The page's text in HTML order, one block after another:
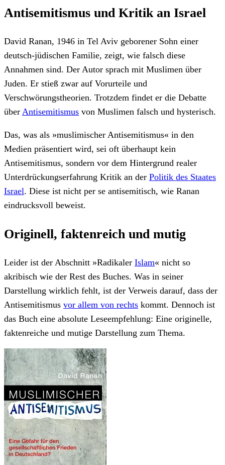
Antisemitismus und Kritik an Israel
David Ranan, 1946 in Tel Aviv geborener Sohn einer
deutsch-jüdischen Familie, zeigt, wie falsch diese
Annahmen sind. Der Autor sprach mit Muslimen über
Juden. Er stieß zwar auf Vorurteile und
Verschwörungstheorien. Trotzdem findet er die Debatte
über Antisemitismus von Muslimen falsch und hysterisch.
Das, was als »muslimischer Antisemitismus« in den
Medien präsentiert wird, sei oft überhaupt kein
Antisemitismus, sondern vor dem Hintergrund realer
Unterdrückungserfahrung Kritik an der Politik des Staates
Israel. Diese ist nicht per se antisemitisch, wie Ranan
eindrucksvoll beweist.
Originell, faktenreich und mutig
Leider ist der Abschnitt »Radikaler Islam« nicht so
akribisch wie der Rest des Buches. Was in seiner
Darstellung wirklich fehlt, ist der Verweis darauf, dass der
Antisemitismus vor allem von rechts kommt. Dennoch ist
das Buch eine absolute Leseempfehlung: Eine originelle,
faktenreiche und mutige Darstellung zum Thema.